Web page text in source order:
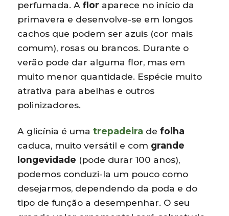
perfumada. Aflor aparece no início da
primavera e desenvolve-se em longos
cachos que podem ser azuis (cor mais
comum), rosas ou brancos. Durante o
verão pode dar alguma flor, mas em
muito menor quantidade. Espécie muito
atrativa para abelhas e outros
polinizadores.
A glicínia é uma trepadeira defolha
caduca, muito versátil e com grande
longevidade (pode durar 100 anos),
podemos conduzi-la um pouco como
desejarmos, dependendo da poda e do
tipo de função a desempenhar. O seu